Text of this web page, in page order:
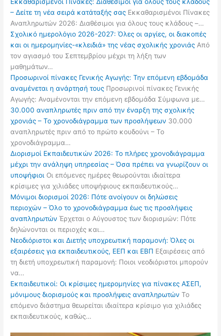
Εκκαθαρισμένοι Πίνακες: Διαθέσιμοι για όλους τους κλάδους
– Δείτε τη νέα σειρά κατάταξής σας Εκκαθαρισμένοι Πίνακες
Αναπληρωτών 2026: Διαθέσιμοι για όλους τους κλάδους –…
Σχολικό ημερολόγιο 2026-2027: Όλες οι αργίες, οι διακοπές
και οι ημερομηνίες-«κλειδιά» της νέας σχολικής χρονιάς Από
τον αγιασμό του Σεπτεμβρίου μέχρι τη λήξη των
μαθημάτων…
Προσωρινοί πίνακες Γενικής Αγωγής: Την επόμενη εβδομάδα
αναμένεται η ανάρτησή τους Προσωρινοί πίνακες Γενικής
Αγωγής: Αναμένονται την επόμενη εβδομάδα Σύμφωνα με…
30.000 αναπληρωτές πριν από την έναρξη της σχολικής
χρονιάς – Το χρονοδιάγραμμα των προσλήψεων 30.000
αναπληρωτές πριν από το πρώτο κουδούνι – Το
χρονοδιάγραμμα…
Διορισμοί Εκπαιδευτικών 2026: Το πλήρες χρονοδιάγραμμα
μέχρι την ανάληψη υπηρεσίας – Όσα πρέπει να γνωρίζουν οι
υποψήφιοι Οι επόμενες ημέρες θεωρούνται ιδιαίτερα
κρίσιμες για χιλιάδες υποψήφιους εκπαιδευτικούς…
Μόνιμοι διορισμοί 2026: Πότε ανοίγουν οι δηλώσεις
περιοχών – Όλο το χρονοδιάγραμμα έως τις προσλήψεις
αναπληρωτών Έρχεται ο Αύγουστος των διορισμών: Πότε
δηλώνονται οι περιοχές και…
Νεοδιόριστοι και Διετής υποχρεωτική παραμονή: Όλες οι
εξαιρέσεις για εκπαιδευτικούς, ΕΕΠ και ΕΒΠ Εξαιρέσεις από
τη διετή υποχρεωτική παραμονή: Ποιοι νεοδιόριστοι μπορούν
να…
Εκπαιδευτικοί: Οι κρίσιμες ημερομηνίες για πίνακες ΑΣΕΠ,
μόνιμους διορισμούς και προσλήψεις αναπληρωτών Το
επόμενο διάστημα θεωρείται ιδιαίτερα κρίσιμο για χιλιάδες
εκπαιδευτικούς, καθώς…